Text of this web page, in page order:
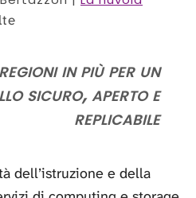
in più per un
sicuro, aperto e
replicabile
dell’istruzione e della